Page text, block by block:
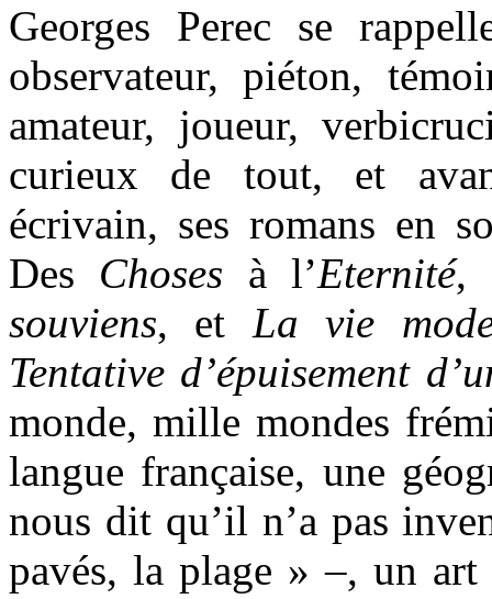
Georges Perec se
observateur, piéton,
amateur, joueur,
curieux de tout, et
écrivain, ses romans en
Des Choses à l’Eternité,
souviens, et La vie
Tentative d’épuisement
monde, mille mondes
langue française, une
nous dit qu’il n’a pas
pavés, la plage » –, un